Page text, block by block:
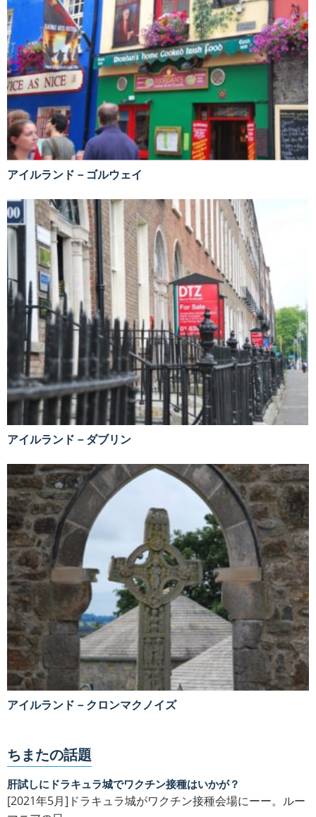
アイルランド－ゴルウェイ
アイルランド－ダブリン
アイルランド－クロンマクノイズ
ちまたの話題
肝試しにドラキュラ城でワクチン接種はいかが？
[2021年5月]ドラキュラ城がワクチン接種会場にーー。ルー